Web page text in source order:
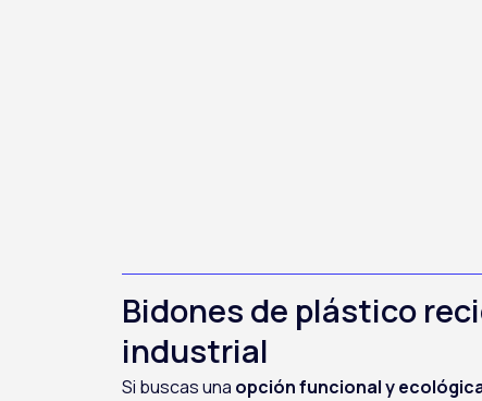
Bidones de plástico
industrial
Si buscas una opción funcional y